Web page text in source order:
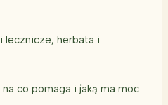
lecznicze, herbata i
co pomaga i jaką ma moc